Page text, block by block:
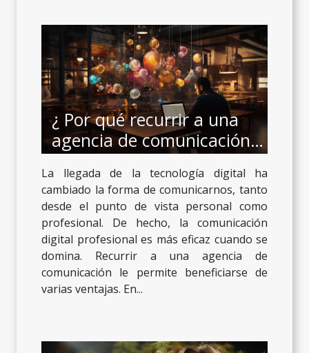
¿ Por qué recurrir a una
agencia de comunicación
digital ?
La llegada de la tecnología digital ha
cambiado la forma de comunicarnos, tanto
desde el punto de vista personal como
profesional. De hecho, la comunicación
digital profesional es más eficaz cuando se
domina. Recurrir a una agencia de
comunicación le permite beneficiarse de
varias ventajas. En...